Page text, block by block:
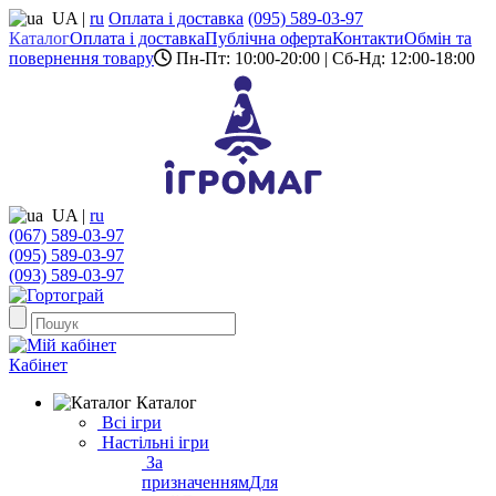
UA | ru Оплата і доставка (095) 589-03-97
КаталогОплата і доставкаПублічна офертаКонтактиОбмін та
повернення товару
Пн-Пт: 10:00-20:00 | Сб-Нд: 12:00-18:00
UA | ru
(067) 589-03-97
(095) 589-03-97
(093) 589-03-97
Кабінет
Каталог
Всі ігри
Настільні ігри
За
призначеннямДля